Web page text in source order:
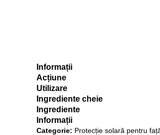
Informații
Acțiune
Utilizare
Ingrediente cheie
Ingrediente
Informații
Categorie: Protecție solară pentru